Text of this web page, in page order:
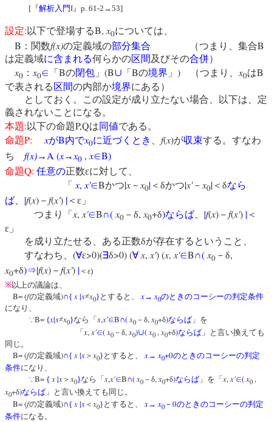
[『解析入門I』p. 61-2→53]
設定: 以下で登場するB, x0については、
B ：関数f(x)の定義域の部分集合 （つまり、集合B
は定義域に含まれる何らかの区間 及びその合併）
x0 ： x0∈ 「 Bの閉包 」 (B∪ 「 Bの境界 」 ) （つまり、 x0はB
で表される 区間の内部か境界にある）
としておく。この設定が成り立たない場合、以下は、定
義されないことになる。
本題:以下の命題P,Qは同値である。
命題P: xがB内でx0に近づくとき 、 f(x)が収束する。すなわ
ち
f(x)→ A (x→x0 , x∈B)
命題Q: 任意の正数εに対して、
「 x, x'∈Bかつ|x － x0| ＜δかつ|x'－ x0| ＜δなら
ば
|f(x) － f(x') | ＜ε」
つまり「 x, x'∈B∩( x0 －δ, x0+δ)ならば |f(x) － f(x') | ＜
ε」
を成り立たせる、ある正数δが存在するということ、
すなわち、 (∀ε>0)(∃δ>0) (∀ x, x') (x, x'∈B∩( x0 －δ,
x0+δ)⇒|f(x) － f(x') | ＜ε)
※以上の議論は、
B= (fの定義域)∩{ x|x≠x0} とすると、 x→ x0のときのコーシーの判定条件
になり、
∵B= {x|x≠x0}なら「x,x'∈B∩(x0 －δ,x0+δ)ならば 」を
「 x,x'∈(x0 －δ,x0)∪(x0 ,x0+δ)ならば 」と言い換えても
同じ。
B= (fの定義域)∩{ x|x ＞x0} とすると、 x→ x0+0のときのコーシーの判定
条件になり、
∵B= { x|x ＞ x0}なら「 x,x'∈B∩(x0 －δ,x0+δ)ならば 」を「 x,x'∈(x0 ,
x0+δ)ならば 」と言い換えても同じ。
B= (fの定義域)∩{ x|x ＜x0} とすると、 x→ x0－ 0のときのコーシーの判定
条件になる。